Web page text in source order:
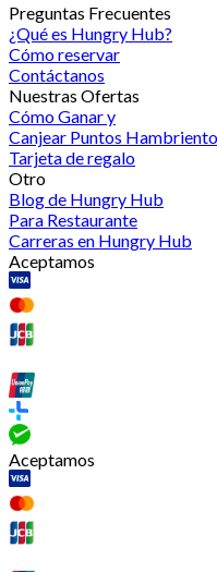
Preguntas Frecuentes
¿Qué es Hungry Hub?
Cómo reservar
Contáctanos
Nuestras Ofertas
Cómo Ganar y
Canjear Puntos
Tarjeta de regalo
Otro
Blog de Hungry Hub
Para Restaurante
Carreras en Hungry Hub
Aceptamos
Aceptamos